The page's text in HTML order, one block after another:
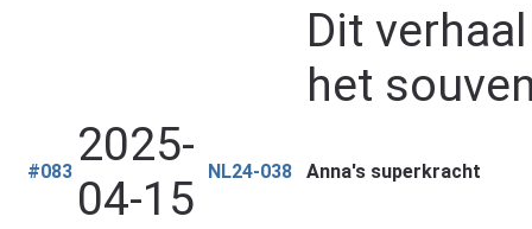
Dit
het
#083 2025-
04-15
NL24-038 Anna's superkracht